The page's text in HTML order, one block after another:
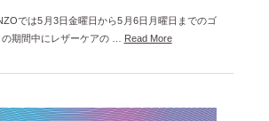
2025年4月 [7]
2025年1月 [1]
では5月3日金曜日から5月6日月曜日までのゴ
期間中にレザーケアの …
Read More